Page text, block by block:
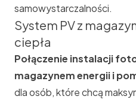
samowystarczalności.
System PV z
ciepła
Połączenie instalacji
magazynem energii i
dla osób, które chcą